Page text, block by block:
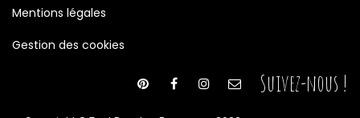
Mentions légales
Gestion des cookies
Suivez-nous !